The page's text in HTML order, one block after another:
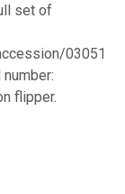
set of
0305191.
flipper.